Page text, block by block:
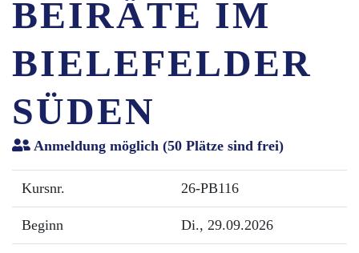
BEIRÄTE IM
BIELEFELDER
SÜDEN
Anmeldung möglich (50 Plätze sind frei)
Kursnr. 26-PB116
Beginn Di., 29.09.2026